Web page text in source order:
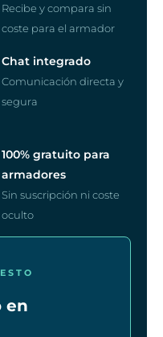
Recibe y compara sin
coste para el armador
Chat integrado
Comunicación directa y
segura
100% gratuito para
armadores
Sin suscripción ni coste
oculto
en